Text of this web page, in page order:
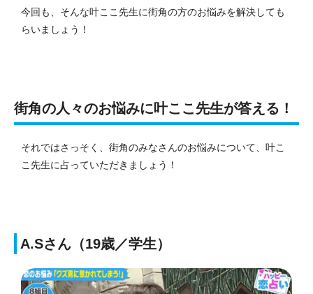
今回も、そんな叶ここ先生に街角の方のお悩みを解決しても
らいましょう！
街角の人々のお悩みに叶ここ先生が答える！
それではさっそく、街角のみなさんのお悩みについて、叶こ
こ先生に占っていただきましょう！
A.Sさん（19歳／学生）